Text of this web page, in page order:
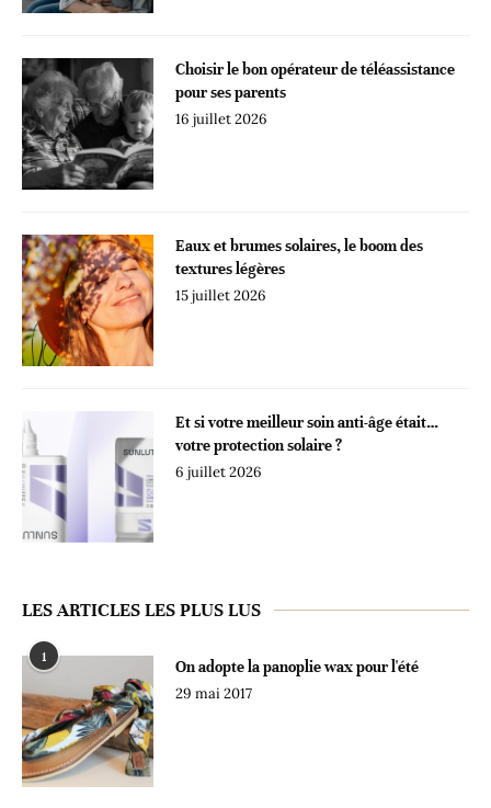
Choisir le bon opérateur de téléassistance
pour ses parents
16 juillet 2026
Eaux et brumes solaires, le boom des
textures légères
15 juillet 2026
Et si votre meilleur soin anti-âge était…
votre protection solaire ?
6 juillet 2026
LES ARTICLES LES PLUS LUS
1
On adopte la panoplie wax pour l'été
29 mai 2017